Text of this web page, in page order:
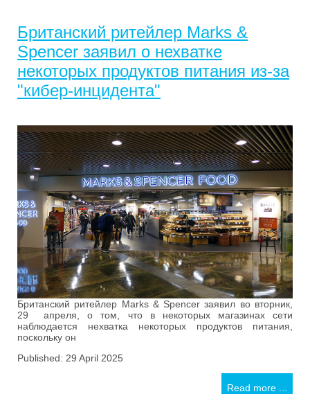
Британский ритейлер Marks &
Spencer заявил о нехватке
некоторых продуктов питания из-за
"кибер-инцидента"
Британский ритейлер Marks & Spencer заявил во вторник,
29 апреля, о том, что в некоторых магазинах сети
наблюдается нехватка некоторых продуктов питания,
поскольку он
Published: 29 April 2025
Read more ...